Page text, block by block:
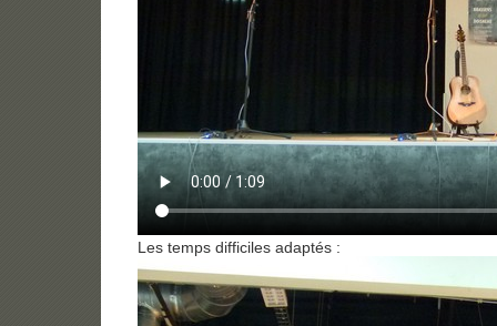
Les temps difficiles adaptés :